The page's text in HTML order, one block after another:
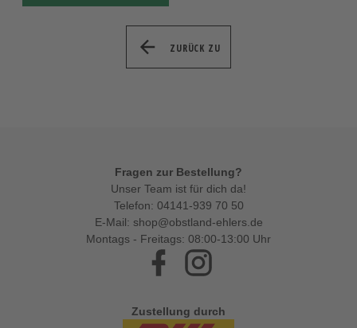
ZURÜCK ZU
Fragen zur Bestellung?
Unser Team ist für dich da!
Telefon: 04141-939 70 50
E-Mail: shop@obstland-ehlers.de
Montags - Freitags: 08:00-13:00 Uhr
Facebook
Zustellung durch